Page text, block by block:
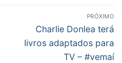
PRÓXIMO
Próximo
post:
Charlie Donlea terá
livros adaptados para
TV – #vemaí